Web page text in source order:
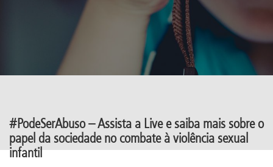
#PodeSerAbuso – Assista a Live e saiba mais sobre o
papel da sociedade no combate à violência sexual
infantil